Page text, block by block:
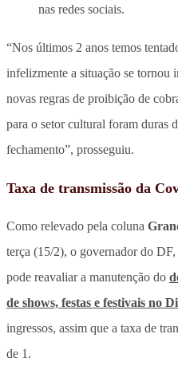
nas redes sociais.
“Nos últimos 2 anos temos
infelizmente a situação se tornou
novas regras de proibição de
para o setor cultural foram duras
fechamento”, prosseguiu.
Taxa de transmissão da
Como relevado pela coluna
terça (15/2), o governador do
pode reavaliar a manutenção do
de shows, festas e festivais no
ingressos, assim que a taxa de
de 1.